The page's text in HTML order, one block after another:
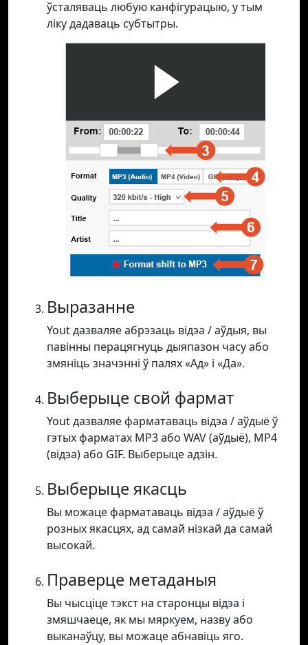
ўсталяваць любую канфігурацыю, у тым
ліку дадаваць субтытры.
Выразанне
Yout дазваляе абрэзаць відэа / аўдыя, вы
павінны перацягнуць дыяпазон часу або
змяніць значэнні ў палях «Ад» і «Да».
Выберыце свой фармат
Yout дазваляе фарматаваць відэа / аўдыё ў
гэтых фарматах MP3 або WAV (аўдыё), MP4
(відэа) або GIF. Выберыце адзін.
Выберыце якасць
Вы можаце фарматаваць відэа / аўдыё ў
розных якасцях, ад самай нізкай да самай
высокай.
Праверце метаданыя
Вы чысціце тэкст на старонцы відэа і
змяшчаеце, як мы мяркуем, назву або
выканаўцу, вы можаце абнавіць яго.